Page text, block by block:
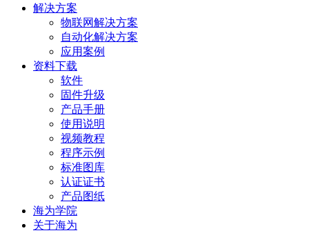
解决方案
物联网解决方案
自动化解决方案
应用案例
资料下载
软件
固件升级
产品手册
使用说明
视频教程
程序示例
标准图库
认证证书
产品图纸
海为学院
关于海为